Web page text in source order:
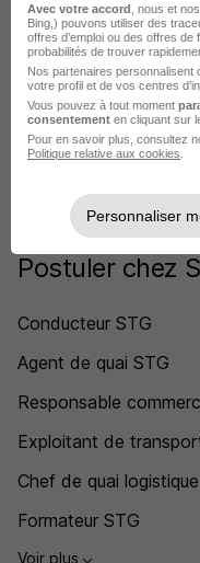
STG Witry-lès-Reims
STG Cholet
STG Communay
STG Ludres
Voir toutes les offres
Postuler chez
Conducteur STG
Agent de quai STG
Responsable
Exploitant de
Chef de quai
Formateur STG
Voir plus
Avec votre accord , nous et
Bing,) pouvons utiliser des
offres d’emploi ou des offres de
probabilités de trouver
Nos partenaires personnalisent
votre profil et de vos centres
Vous pouvez à tout moment
consentement en cliquant sur
Pour en savoir plus, consultez
Politique relative aux cookies
Personnaliser